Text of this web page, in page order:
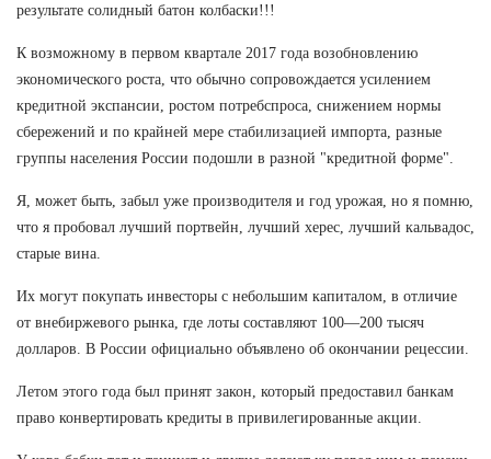
результате солидный батон колбаски!!!
К возможному в первом квартале 2017 года возобновлению
экономического роста, что обычно сопровождается усилением
кредитной экспансии, ростом потребспроса, снижением нормы
сбережений и по крайней мере стабилизацией импорта, разные
группы населения России подошли в разной "кредитной форме".
Я, может быть, забыл уже производителя и год урожая, но я помню,
что я пробовал лучший портвейн, лучший херес, лучший кальвадос,
старые вина.
Их могут покупать инвесторы с небольшим капиталом, в отличие
от внебиржевого рынка, где лоты составляют 100—200 тысяч
долларов. В России официально объявлено об окончании рецессии.
Летом этого года был принят закон, который предоставил банкам
право конвертировать кредиты в привилегированные акции.